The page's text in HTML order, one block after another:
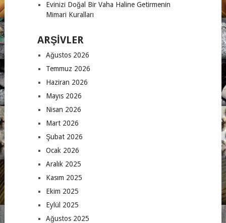
Evinizi Doğal Bir Vaha Haline Getirmenin
Mimari Kuralları
ARŞIVLER
Ağustos 2026
Temmuz 2026
Haziran 2026
Mayıs 2026
Nisan 2026
Mart 2026
Şubat 2026
Ocak 2026
Aralık 2025
Kasım 2025
Ekim 2025
Eylül 2025
Ağustos 2025